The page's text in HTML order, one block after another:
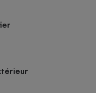
Cafetière à expressos